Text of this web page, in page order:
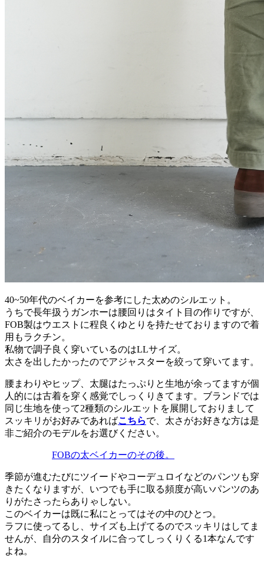
40~50年代のベイカーを参考にした太めのシルエット。
うちで長年扱うガンホーは腰回りはタイト目の作りですが、
FOB製はウエストに程良くゆとりを持たせておりますので着
用もラクチン。
私物で調子良く穿いているのはLLサイズ。
太さを出したかったのでアジャスターを絞って穿いてます。
腰まわりやヒップ、太腿はたっぷりと生地が余ってますが個
人的には古着を穿く感覚でしっくりきてます。ブランドでは
同じ生地を使って2種類のシルエットを展開しておりまして
スッキリがお好みであればこちらで、太さがお好きな方は是
非ご紹介のモデルをお選びください。
FOBの太ベイカーのその後。
季節が進むたびにツイードやコーデュロイなどのパンツも穿
きたくなりますが、いつでも手に取る頻度が高いパンツのあ
りがたさったらありゃしない。
このベイカーは既に私にとってはその中のひとつ。
ラフに使ってるし、サイズも上げてるのでスッキリはしてま
せんが、自分のスタイルに合ってしっくりくる1本なんです
よね。